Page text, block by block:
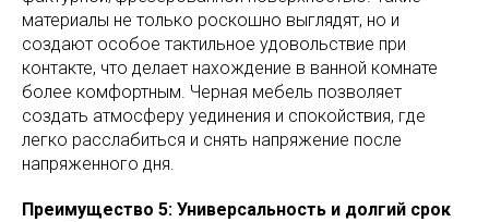
материалы не только роскошно выглядят, но и
создают особое тактильное удовольствие при
контакте, что делает нахождение в ванной комнате
более комфортным. Черная мебель позволяет
создать атмосферу уединения и спокойствия, где
легко расслабиться и снять напряжение после
напряженного дня.
Преимущество 5: Универсальность и долгий срок